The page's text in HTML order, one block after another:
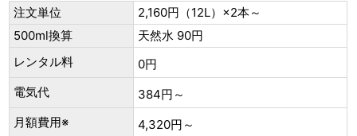
注文単位
2,160円（12L）×2本～
500ml換算
天然水 90円
レンタル料
0円
電気代
384円～
月額費用※
4,320円～